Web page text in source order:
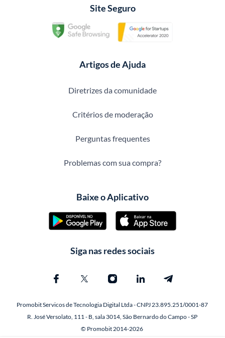
Site Seguro
Artigos de Ajuda
Diretrizes da comunidade
Critérios de moderação
Perguntas frequentes
Problemas com sua compra?
Baixe o Aplicativo
Siga nas redes sociais
Promobit Servicos de Tecnologia Digital Ltda - CNPJ 23.895.251/0001-87
R. José Versolato, 111 - B, sala 3014, São Bernardo do Campo - SP
© Promobit 2014-2026